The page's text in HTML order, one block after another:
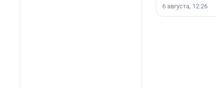
6 августа, 12:26